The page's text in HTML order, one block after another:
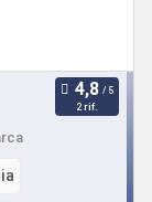
2 rif.